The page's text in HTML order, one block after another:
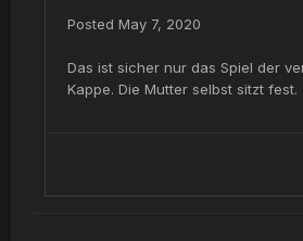
Posted May 7, 2020
Das ist sicher nur das Spiel der
Kappe. Die Mutter selbst sitzt fest.